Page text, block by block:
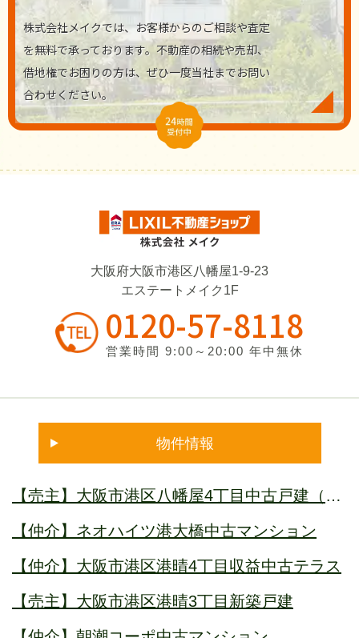
株式会社メイクでは、お客様からのご相談や査定
を無料で承っております。不動産の相続や売却、
借地権でお困りの方は、ぜひ一度当社までお問い
合わせください。
大阪府大阪市港区八幡屋1-9-23
エステートメイク1F
0120-57-8118
営業時間 9:00～20:00 年中無休
物件情報
【売主】大阪市港区八幡屋4丁目中古戸建（借
【仲介】ネオハイツ港大橋中古マンション
【仲介】大阪市港区港晴4丁目収益中古テラス
【売主】大阪市港区港晴3丁目新築戸建